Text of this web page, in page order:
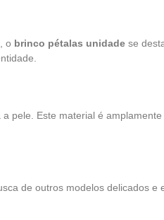
o brinco pétalas unidade se
pele. Este material é
de outros modelos delicados e